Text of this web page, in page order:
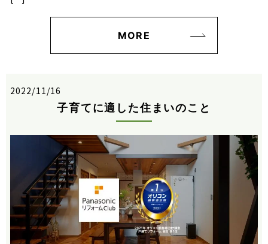
MORE
2022/11/16
子育てに適した住まいのこと